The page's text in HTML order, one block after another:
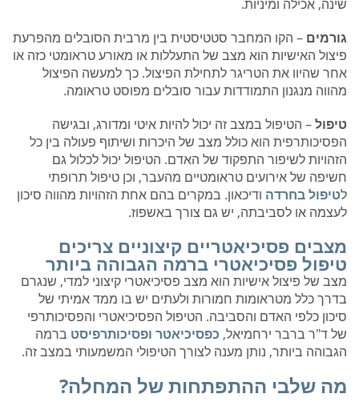
שינה, אכילה ומיניות.
גורמים – הקו המחבר סטטיסטית בין מרבית הסובלים מהפרעת
פיצול האישיות הוא מצב של התעללות או מאורע טראומטי כזה או
אחר שהיוו את הטריגר לתחילת הפיצול. כך למעשה הפיצול
מהווה מנגנון התמודדות עבור סובלים מפוסט טראומה.
טיפול– הטיפול במצב זה יכול להיות איטי ומדורג, ובגישה
הפסיכותרפית הוא כולל מצב של היכרות ושיתוף פעולה בין כל
הזהויות לשיפור התפקוד של האדם. הטיפול יכול לכלול גם
חשיפה של אירועים טראומטיים מהעבר, וכן טיפול תרופתי
לטיפול בחרדה ודיכאון. במקרים בהם אחת הזהויות מהווה סיכון
לעצמה או לסביבתה, יש גם צורך באשפוז.
מצבים פסיכיאטריים קיצוניים צריכים
טיפול פסיכיאטרי ברמה הגבוהה ביותר
מצב של פיצול אישיות הוא מצב פסיכיאטרי קיצוני למדי, שנגרם
בדרך כלל מטראומות חמורות ולעתים יש בו ממד אמיתי של
סיכון כלפי האדם והסביבה. הטיפול הפסיכיאטרי והפסיכותרפי
של ד"ר ברבר ירחמיאל, כפסיכיאטר ופסיכותרפיסט ברמה
הגבוהה ביותר, נותן מענה לצורך הטיפולי המשמעותי במצב זה.
מה שלבי ההתפתחות של המחלה?